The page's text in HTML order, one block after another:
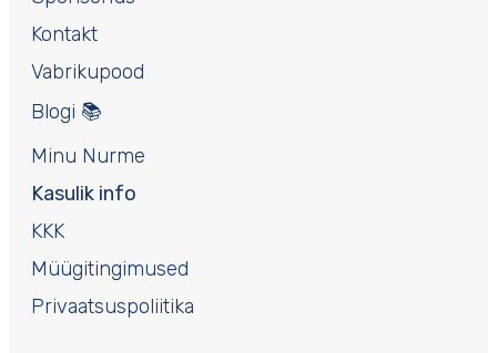
Kasulik info
KKK
Müügitingimused
Privaatsuspoliitika
Kontakt
Vabrikupood
Blogi 📚
Minu Nurme